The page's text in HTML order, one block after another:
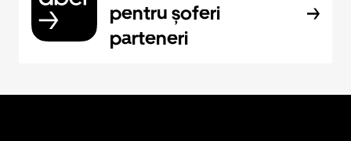
pentru șoferi
parteneri